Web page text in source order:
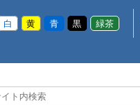
白 黄 青 黒 緑茶